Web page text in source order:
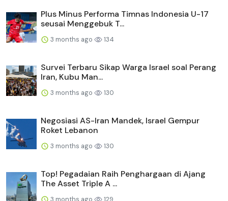
Plus Minus Performa Timnas Indonesia U-17
seusai Menggebuk T...
3 months ago 134
Survei Terbaru Sikap Warga Israel soal Perang
Iran, Kubu Man...
3 months ago 130
Negosiasi AS-Iran Mandek, Israel Gempur
Roket Lebanon
3 months ago 130
Top! Pegadaian Raih Penghargaan di Ajang
The Asset Triple A ...
3 months ago 129